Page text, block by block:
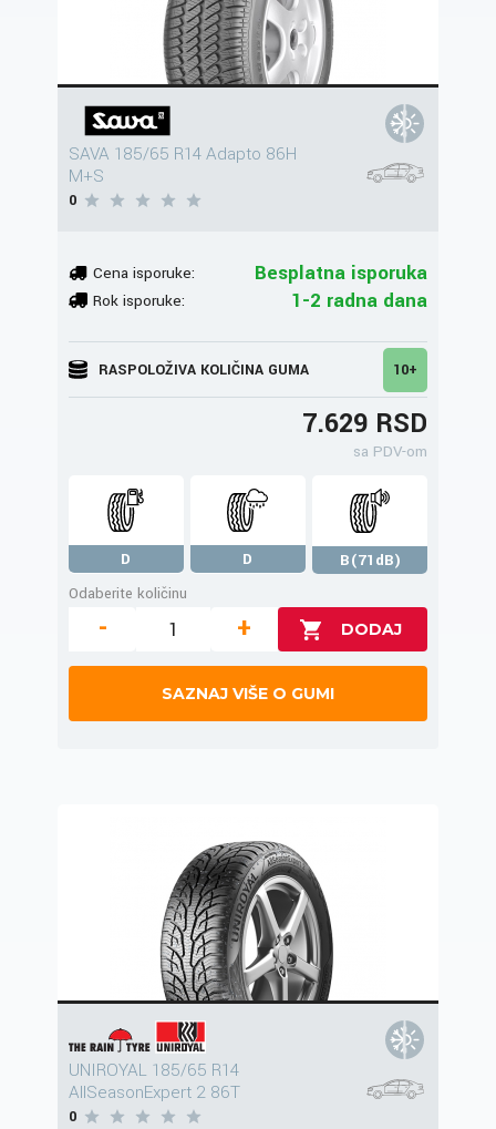
SAVA 185/65 R14 Adapto 86H
M+S
0
Cena isporuke: Besplatna isporuka
Rok isporuke: 1-2 radna dana
RASPOLOŽIVA KOLIČINA GUMA 10+
7.629 RSD
sa PDV-om
D D
B(71dB)
Odaberite količinu
- +
SAZNAJ VIŠE O GUMI
UNIROYAL 185/65 R14
AllSeasonExpert 2 86T
0